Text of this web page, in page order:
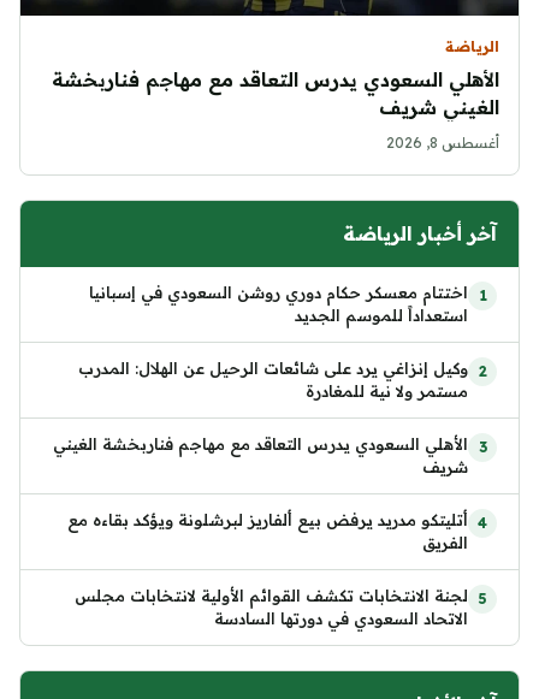
الرياضة
الأهلي السعودي يدرس التعاقد مع مهاجم فناربخشة
الغيني شريف
أغسطس 8, 2026
آخر أخبار الرياضة
اختتام معسكر حكام دوري روشن السعودي في إسبانيا
استعداداً للموسم الجديد
وكيل إنزاغي يرد على شائعات الرحيل عن الهلال: المدرب
مستمر ولا نية للمغادرة
الأهلي السعودي يدرس التعاقد مع مهاجم فناربخشة الغيني
شريف
أتليتكو مدريد يرفض بيع ألفاريز لبرشلونة ويؤكد بقاءه مع
الفريق
لجنة الانتخابات تكشف القوائم الأولية لانتخابات مجلس
الاتحاد السعودي في دورتها السادسة